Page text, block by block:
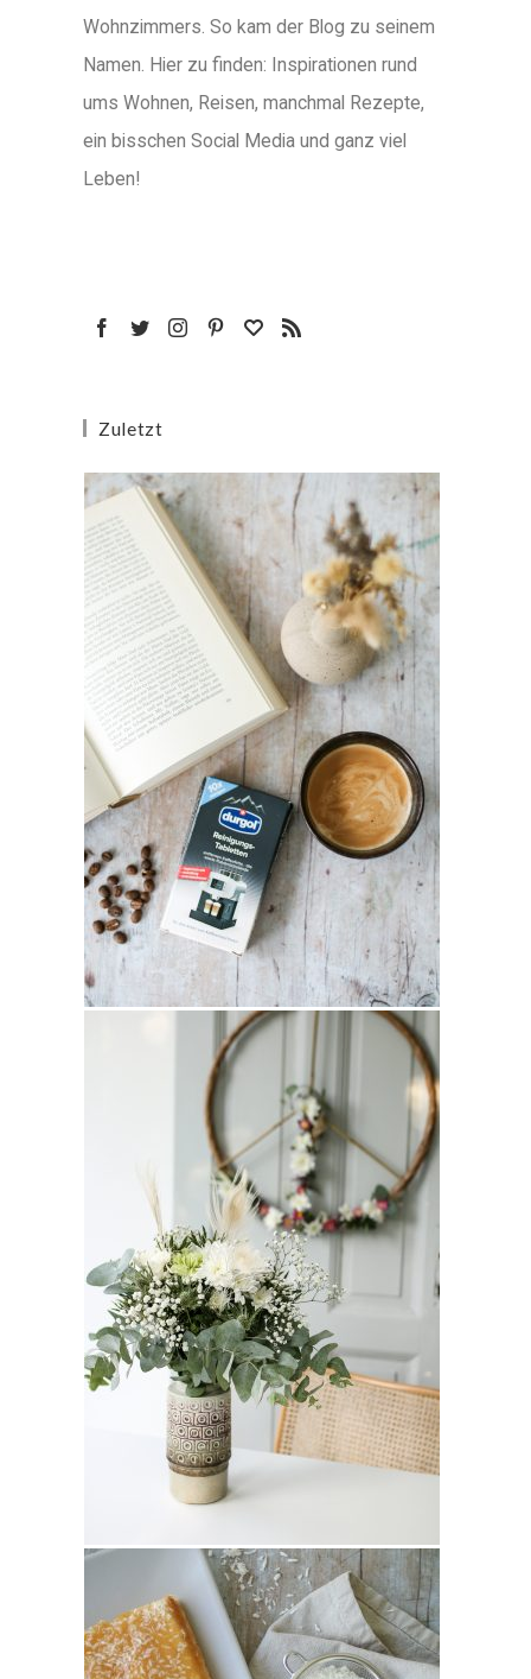
Wohnzimmers. So kam der Blog zu seinem
Namen. Hier zu finden: Inspirationen rund
ums Wohnen, Reisen, manchmal Rezepte,
ein bisschen Social Media und ganz viel
Leben!
Zuletzt